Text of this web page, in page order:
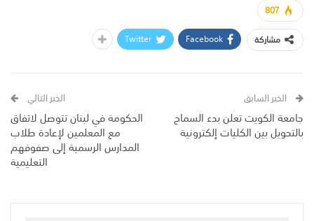
807
مشاركة
Facebook
Twitter
الخبر السابق
جامعة الكويت تعلن بدء السماح
بالتحويل بين الكليات إلكترونية
الخبر التالي
الحكومة في لبنان تتوصل لاتفاق
مع المعلمين لإعادة طلاب
المدارس الرسمية إلى صفوفهم
التعليمية